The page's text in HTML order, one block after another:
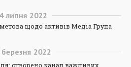
липня 2022
щодо активів Медіа Група
березня 2022
створено канал важливих